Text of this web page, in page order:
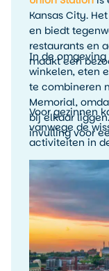
Kansas City.
en biedt
restaurants en
maakt een
In de
winkelen, eten
te combineren
Memorial,
bij elkaar
invulling voor
Voor gezinnen
vanwege de
activiteiten in